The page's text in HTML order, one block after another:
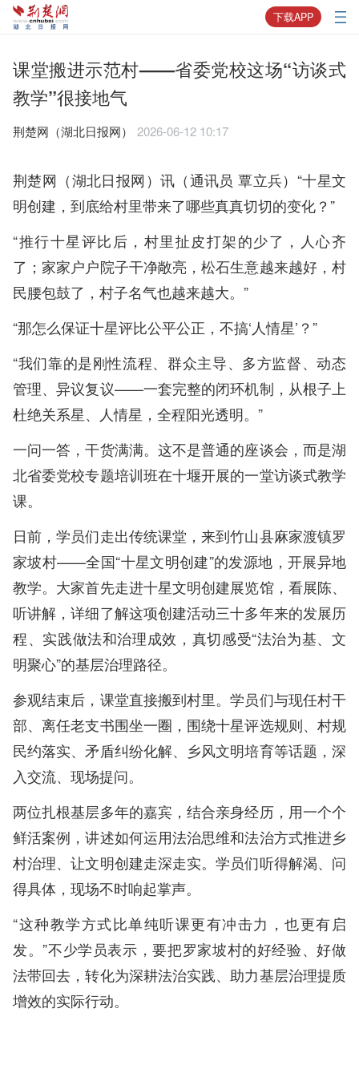
下载APP
课堂搬进示范村——省委党校这场“访谈式
教学”很接地气
​荆楚网（湖北日报网） 2026-06-12 10:17
荆楚网（湖北日报网）讯（通讯员 覃立兵）“十星文
明创建，到底给村里带来了哪些真真切切的变化？”
“推行十星评比后，村里扯皮打架的少了，人心齐
了；家家户户院子干净敞亮，松石生意越来越好，村
民腰包鼓了，村子名气也越来越大。”
“那怎么保证十星评比公平公正，不搞‘人情星’？”
“我们靠的是刚性流程、群众主导、多方监督、动态
管理、异议复议——一套完整的闭环机制，从根子上
杜绝关系星、人情星，全程阳光透明。”
一问一答，干货满满。这不是普通的座谈会，而是湖
北省委党校专题培训班在十堰开展的一堂访谈式教学
课。
日前，学员们走出传统课堂，来到竹山县麻家渡镇罗
家坡村——全国“十星文明创建”的发源地，开展异地
教学。大家首先走进十星文明创建展览馆，看展陈、
听讲解，详细了解这项创建活动三十多年来的发展历
程、实践做法和治理成效，真切感受“法治为基、文
明聚心”的基层治理路径。
参观结束后，课堂直接搬到村里。学员们与现任村干
部、离任老支书围坐一圈，围绕十星评选规则、村规
民约落实、矛盾纠纷化解、乡风文明培育等话题，深
入交流、现场提问。
两位扎根基层多年的嘉宾，结合亲身经历，用一个个
鲜活案例，讲述如何运用法治思维和法治方式推进乡
村治理、让文明创建走深走实。学员们听得解渴、问
得具体，现场不时响起掌声。
“这种教学方式比单纯听课更有冲击力，也更有启
发。”不少学员表示，要把罗家坡村的好经验、好做
法带回去，转化为深耕法治实践、助力基层治理提质
增效的实际行动。